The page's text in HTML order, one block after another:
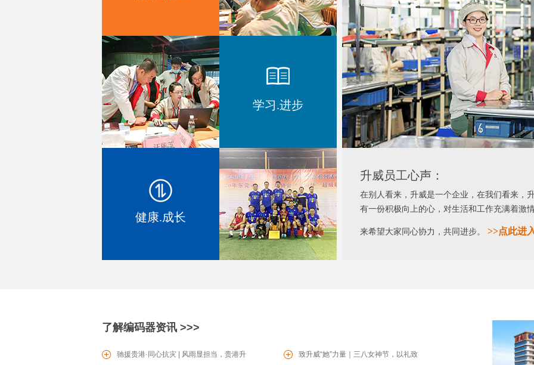
EC1604 增量型编码器
SV0601滑动型电位器
PT16电位器
学习.进步
健康.成长
升威员工心声：
在别人看来，升威是一个企业，在我们看来，
有一份积极向上的心，对生活和工作充满着激
来希望大家同心协力，共同进步。 >>点此进
了解编码器资讯 >>>
驰援贵港·同心抗灾 | 风雨显担当，贵港升 致升威“她”力量｜三八女神节，以礼致